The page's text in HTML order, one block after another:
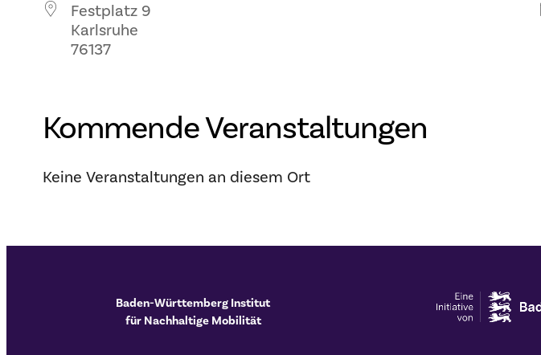
Festplatz 9
Karlsruhe
76137
Kommende Veranstaltungen
Keine Veranstaltungen an diesem Ort
Baden-Württemberg Institut
für Nachhaltige Mobilität